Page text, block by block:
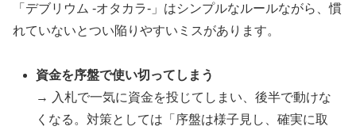
「デブリウム ‐オタカラ‐」はシンプルなルールながら、慣
れていないとつい陥りやすいミスがあります。
資金を序盤で使い切ってしまう
→ 入札で一気に資金を投じてしまい、後半で動けな
くなる。対策としては「序盤は様子見し、確実に取